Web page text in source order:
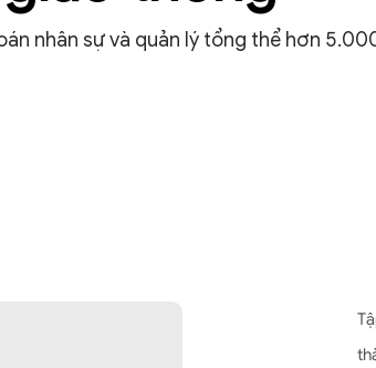
nhân sự và quản lý tổng thể hơn